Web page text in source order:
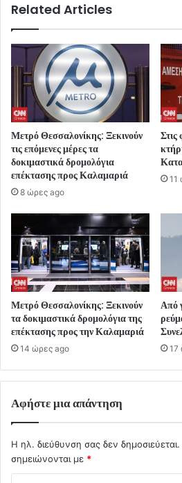
Related Articles
Μετρό Θεσσαλονίκης: Ξεκινούν
τις επόμενες μέρες τα
δοκιμαστικά δρομολόγια
επέκτασης προς Καλαμαριά
8 ώρες ago
Στις
11
Μετρό Θεσσαλονίκης: Ξεκινούν
τα δοκιμαστικά δρομολόγια της
επέκτασης προς την Καλαμαριά
14 ώρες ago
Από
17
Αφήστε μια απάντηση
Η ηλ. διεύθυνση σας δεν δημοσιεύεται.
σημειώνονται με *